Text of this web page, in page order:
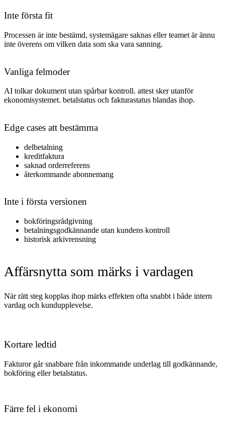
Inte första fit
Processen är inte bestämd, systemägare saknas eller teamet är ännu
inte överens om vilken data som ska vara sanning.
Vanliga felmoder
AI tolkar dokument utan spårbar kontroll. attest sker utanför
ekonomisystemet. betalstatus och fakturastatus blandas ihop.
Edge cases att bestämma
delbetalning
kreditfaktura
saknad orderreferens
återkommande abonnemang
Inte i första versionen
bokföringsrådgivning
betalningsgodkännande utan kundens kontroll
historisk arkivrensning
Affärsnytta som märks i vardagen
När rätt steg kopplas ihop märks effekten ofta snabbt i både intern
vardag och kundupplevelse.
Kortare ledtid
Fakturor går snabbare från inkommande underlag till godkännande,
bokföring eller betalstatus.
Färre fel i ekonomi